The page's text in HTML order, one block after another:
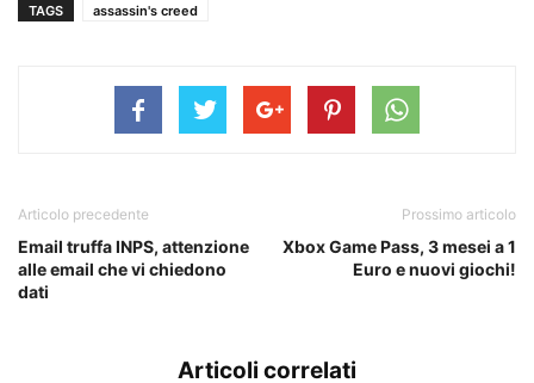
TAGS assassin's creed
Articolo precedente
Email truffa INPS, attenzione
alle email che vi chiedono
dati
Prossimo articolo
Xbox Game Pass, 3 mesei a 1
Euro e nuovi giochi!
Articoli correlati